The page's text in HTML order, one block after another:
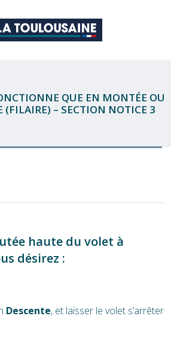
QUE EN MONTÉE OU
(FILAIRE) – SECTION NOTICE 3
haute du volet à
désirez :
Descente, et laisser le volet s’arrêter